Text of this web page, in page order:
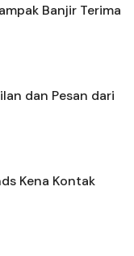
Banjir Terima
dan Pesan dari
Kena Kontak